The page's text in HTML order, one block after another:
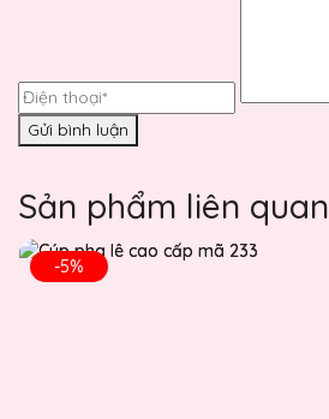
Gửi bình luận
Sản phẩm liên quan
-5%